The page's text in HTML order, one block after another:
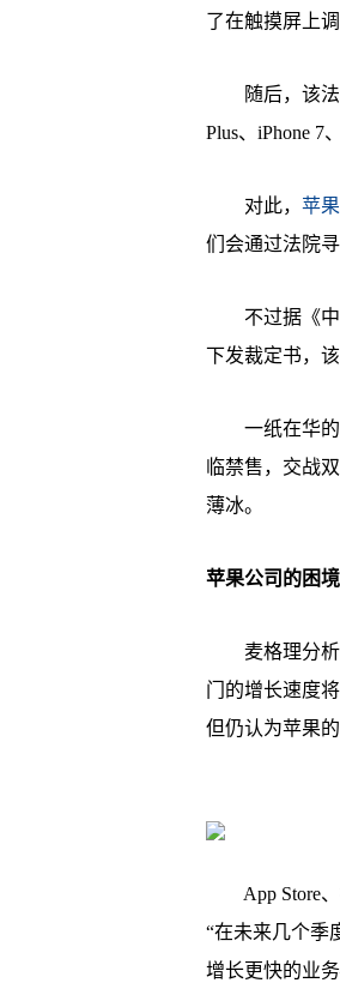
了在触摸屏上
随后，该法
Plus、iPhone 7
对此， 苹
们会通过法院
不过据《中
下发裁定书，
一纸在华的临
临禁售，交战
薄冰。
苹果公司的困
麦格理分析师
门的增长速度
但仍认为苹果
App Store、
“在未来几个季
增长更快的业